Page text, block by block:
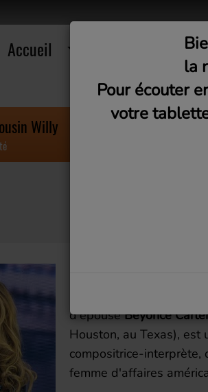
Accueil
Willy
d'épouseBeyoncé
Houston, au Texas), est
compositrice-interprète,
femme d'affaires
la
Pour écouter
votre